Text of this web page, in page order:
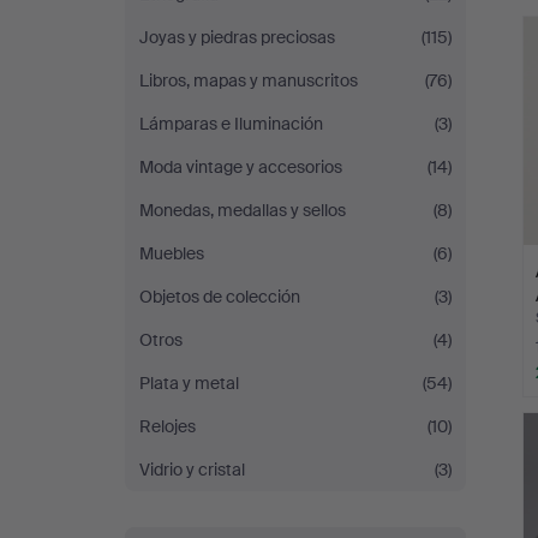
Auction
Joyas y piedras preciosas
(115)
Libros, mapas y manuscritos
(76)
Lámparas e Iluminación
(3)
Moda vintage y accesorios
(14)
Monedas, medallas y sellos
(8)
Muebles
(6)
Objetos de colección
(3)
Otros
(4)
Plata y metal
(54)
Relojes
(10)
Vidrio y cristal
(3)